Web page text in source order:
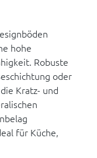
hohe
Robuste
oder
Kratz- und
für Küche,